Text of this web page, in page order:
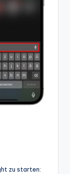
zu starten: